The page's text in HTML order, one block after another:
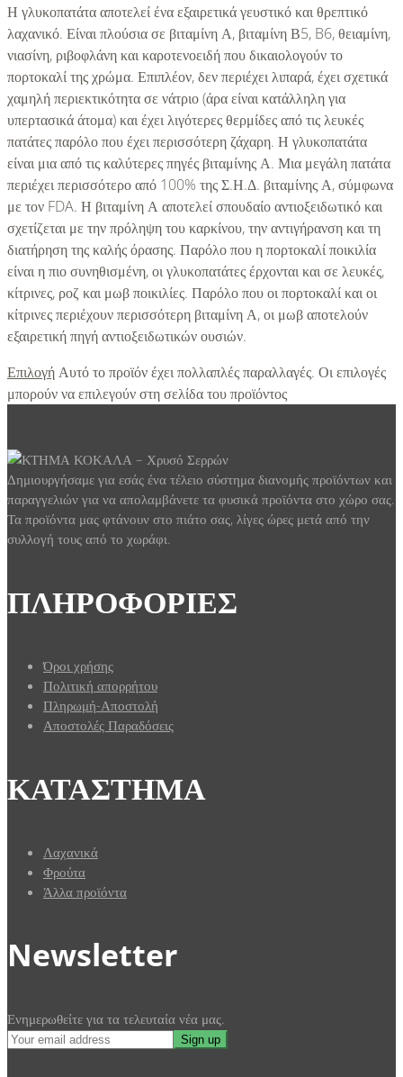
Η γλυκοπατάτα αποτελεί ένα εξαιρετικά γευστικό και θρεπτικό
λαχανικό. Είναι πλούσια σε βιταμίνη Α, βιταμίνη Β5, B6, θειαμίνη,
νιασίνη, ριβοφλάνη και καροτενοειδή που δικαιολογούν το
πορτοκαλί της χρώμα. Επιπλέον, δεν περιέχει λιπαρά, έχει σχετικά
χαμηλή περιεκτικότητα σε νάτριο (άρα είναι κατάλληλη για
υπερτασικά άτομα) και έχει λιγότερες θερμίδες από τις λευκές
πατάτες παρόλο που έχει περισσότερη ζάχαρη. Η γλυκοπατάτα
είναι μια από τις καλύτερες πηγές βιταμίνης Α. Μια μεγάλη πατάτα
περιέχει περισσότερο από 100% της Σ.Η.Δ. βιταμίνης Α, σύμφωνα
με τον FDA. Η βιταμίνη Α αποτελεί σπουδαίο αντιοξειδωτικό και
σχετίζεται με την πρόληψη του καρκίνου, την αντιγήρανση και τη
διατήρηση της καλής όρασης. Παρόλο που η πορτοκαλί ποικιλία
είναι η πιο συνηθισμένη, οι γλυκοπατάτες έρχονται και σε λευκές,
κίτρινες, ροζ και μωβ ποικιλίες. Παρόλο που οι πορτοκαλί και οι
κίτρινες περιέχουν περισσότερη βιταμίνη Α, οι μωβ αποτελούν
εξαιρετική πηγή αντιοξειδωτικών ουσιών.
ΕπιλογήΑυτό το προϊόν έχει πολλαπλές παραλλαγές. Οι επιλογές
μπορούν να επιλεγούν στη σελίδα του προϊόντος
Δημιουργήσαμε για εσάς ένα τέλειο σύστημα διανομής προϊόντων και
παραγγελιών για να απολαμβάνετε τα φυσικά προϊόντα στο χώρο σας.
Τα προϊόντα μας φτάνουν στο πιάτο σας, λίγες ώρες μετά από την
συλλογή τους από το χωράφι.
ΠΛΗΡΟΦΟΡΙΕΣ
Όροι χρήσης
Πολιτική απορρήτου
Πληρωμή-Αποστολή
Αποστολές Παραδόσεις
ΚΑΤΑΣΤΗΜΑ
Λαχανικά
Φρούτα
Άλλα προϊόντα
Newsletter
Ενημερωθείτε για τα τελευταία νέα μας.